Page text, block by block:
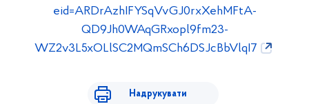
eid=ARDrAzhIFYSqVvGJ0rxXehMFtA-
QD9Jh0WAqGRxopl9fm23-
WZ2v3L5xOLlSC2MQmSCh6DSJcBbVlqI7
Надрукувати